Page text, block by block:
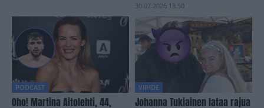
30.07.2026 13.50
PODCAST
Oho! Martina Aitolehti, 44,
VIIHDE
Johanna Tukiainen lataa rajua